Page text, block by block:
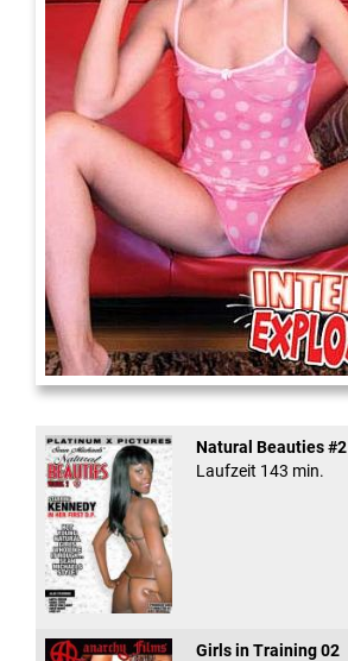
Internal Explosionen
Natural Beauties #2
Laufzeit 143 min.
Girls in Training 02